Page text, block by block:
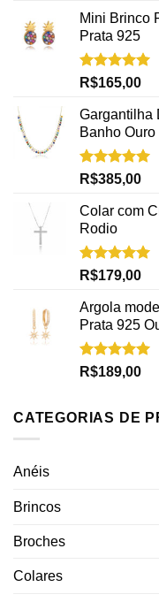
Mini Brinco
Prata 925
Avaliação
R$165,00
Gargantilha
Banho Ouro
Avaliação
R$385,00
Colar com
Rodio
Avaliação
R$179,00
Argola
Prata 925
Avaliação
R$189,00
CATEGORIAS DE
Anéis
Brincos
Broches
Colares